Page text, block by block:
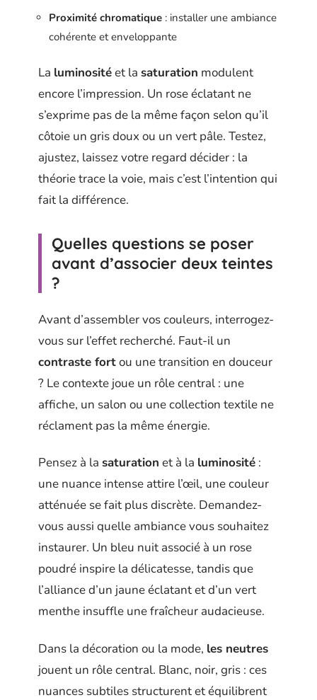
Proximité chromatique : installer une ambiance
cohérente et enveloppante
La luminositéet la saturation modulent
encore l’impression. Un rose éclatant ne
s’exprime pas de la même façon selon qu’il
côtoie un gris doux ou un vert pâle. Testez,
ajustez, laissez votre regard décider : la
théorie trace la voie, mais c’est l’intention qui
fait la différence.
Quelles questions se poser
avant d’associer deux teintes
?
Avant d’assembler vos couleurs, interrogez-
vous sur l’effet recherché. Faut-il un
contraste fortou une transition en douceur
? Le contexte joue un rôle central : une
affiche, un salon ou une collection textile ne
réclament pas la même énergie.
Pensez à la saturation et à la luminosité :
une nuance intense attire l’œil, une couleur
atténuée se fait plus discrète. Demandez-
vous aussi quelle ambiance vous souhaitez
instaurer. Un bleu nuit associé à un rose
poudré inspire la délicatesse, tandis que
l’alliance d’un jaune éclatant et d’un vert
menthe insuffle une fraîcheur audacieuse.
Dans la décoration ou la mode, les neutres
jouent un rôle central. Blanc, noir, gris : ces
nuances subtiles structurent et équilibrent